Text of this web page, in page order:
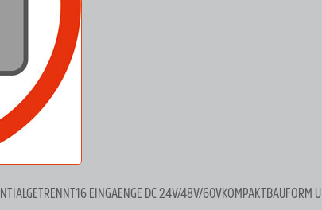
EINGAENGE DC 24V/48V/60VKOMPAKTBAUFORM U